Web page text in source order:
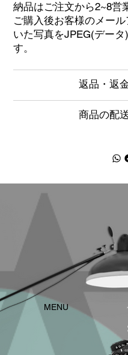
納品はご注文から2~8営
ご購入後お客様のメー
いた写真をJPEG(デー
す。
返品・返
商品の配
​MENU